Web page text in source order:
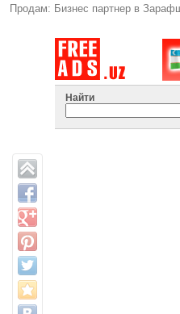
Продам: Бизнес партнер в
Найти